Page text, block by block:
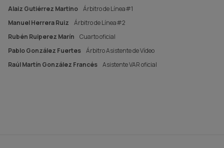
Alaiz Gutiérrez Martino Árbitro de Línea#1
Manuel Herrera Ruiz
Árbitro de Línea#2
Rubén Ruiperez Marín
Cuarto oficial
Pablo González Fuertes Árbitro Asistente de Vídeo
Raúl Martín González Francés Asistente VAR oficial